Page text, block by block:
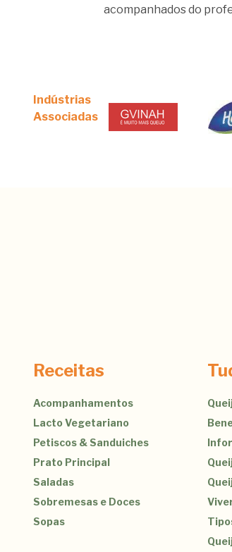
acompanhados do
Indústrias
Associadas
Receitas
Acompanhamentos
Lacto Vegetariano
Petiscos & Sanduiches
Prato Principal
Saladas
Sobremesas e Doces
Sopas